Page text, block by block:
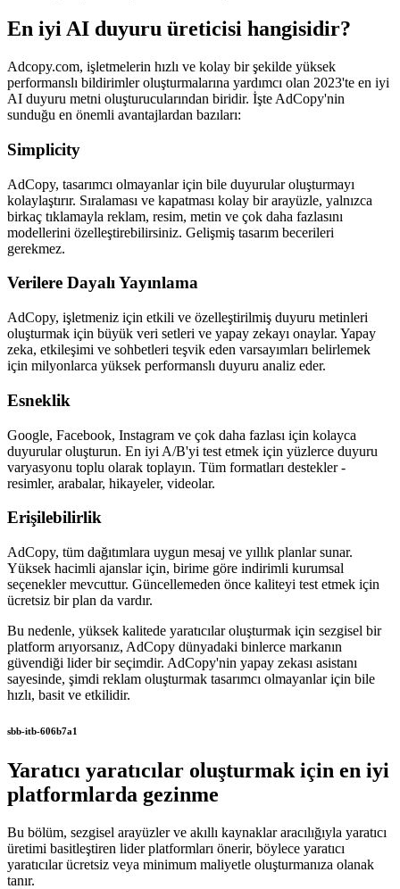
En iyi AI duyuru üreticisi hangisidir?
Adcopy.com, işletmelerin hızlı ve kolay bir şekilde yüksek
performanslı bildirimler oluşturmalarına yardımcı olan 2023'te en iyi
AI duyuru metni oluşturucularından biridir. İşte AdCopy'nin
sunduğu en önemli avantajlardan bazıları:
Simplicity
AdCopy, tasarımcı olmayanlar için bile duyurular oluşturmayı
kolaylaştırır. Sıralaması ve kapatması kolay bir arayüzle, yalnızca
birkaç tıklamayla reklam, resim, metin ve çok daha fazlasını
modellerini özelleştirebilirsiniz. Gelişmiş tasarım becerileri
gerekmez.
Verilere Dayalı Yayınlama
AdCopy, işletmeniz için etkili ve özelleştirilmiş duyuru metinleri
oluşturmak için büyük veri setleri ve yapay zekayı onaylar. Yapay
zeka, etkileşimi ve sohbetleri teşvik eden varsayımları belirlemek
için milyonlarca yüksek performanslı duyuru analiz eder.
Esneklik
Google, Facebook, Instagram ve çok daha fazlası için kolayca
duyurular oluşturun. En iyi A/B'yi test etmek için yüzlerce duyuru
varyasyonu toplu olarak toplayın. Tüm formatları destekler -
resimler, arabalar, hikayeler, videolar.
Erişilebilirlik
AdCopy, tüm dağıtımlara uygun mesaj ve yıllık planlar sunar.
Yüksek hacimli ajanslar için, birime göre indirimli kurumsal
seçenekler mevcuttur. Güncellemeden önce kaliteyi test etmek için
ücretsiz bir plan da vardır.
Bu nedenle, yüksek kalitede yaratıcılar oluşturmak için sezgisel bir
platform arıyorsanız, AdCopy dünyadaki binlerce markanın
güvendiği lider bir seçimdir. AdCopy'nin yapay zekası asistanı
sayesinde, şimdi reklam oluşturmak tasarımcı olmayanlar için bile
hızlı, basit ve etkilidir.
sbb-itb-606b7a1
Yaratıcı yaratıcılar oluşturmak için en iyi
platformlarda gezinme
Bu bölüm, sezgisel arayüzler ve akıllı kaynaklar aracılığıyla yaratıcı
üretimi basitleştiren lider platformları önerir, böylece yaratıcı
yaratıcılar ücretsiz veya minimum maliyetle oluşturmanıza olanak
tanır.